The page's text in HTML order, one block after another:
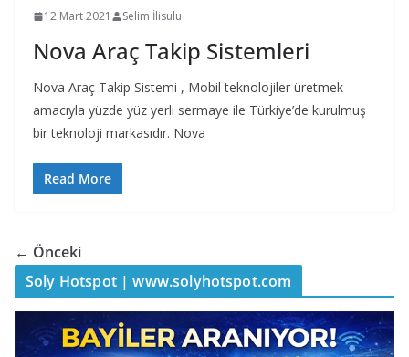
12 Mart 2021 Selim İlisulu
Nova Araç Takip Sistemleri
Nova Araç Takip Sistemi , Mobil teknolojiler üretmek
amacıyla yüzde yüz yerli sermaye ile Türkiye’de kurulmuş
bir teknoloji markasıdır. Nova
Read More
← Önceki
Soly Hotspot | www.solyhotspot.com